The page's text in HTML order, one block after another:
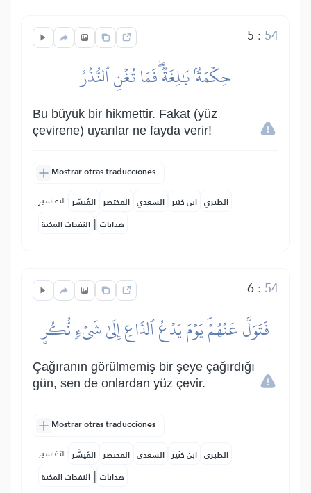
5 : 54
حِكۡمَةُۢ بَٰلِغَةٞۖ فَمَا تُغۡنِ ٱلنُّذُرُ
Bu büyük bir hikmettir. Fakat (yüz
çevirene) uyarılar ne fayda verir!
Mostrar otras traducciones
التفاسير: المُيسَّر المختصر السعدي ابن كثير الطبري
النفحات المكية | هدايات
6: 54
فَتَوَلَّ عَنۡهُمۡۘ يَوۡمَ يَدۡعُ ٱلدَّاعِ إِلَىٰ شَيۡءٖ نُّكُرٍ
Çağıranın görülmemiş bir şeye çağırdığı
gün, sen de onlardan yüz çevir.
Mostrar otras traducciones
التفاسير: المُيسَّر المختصر السعدي ابن كثير الطبري
النفحات المكية | هدايات